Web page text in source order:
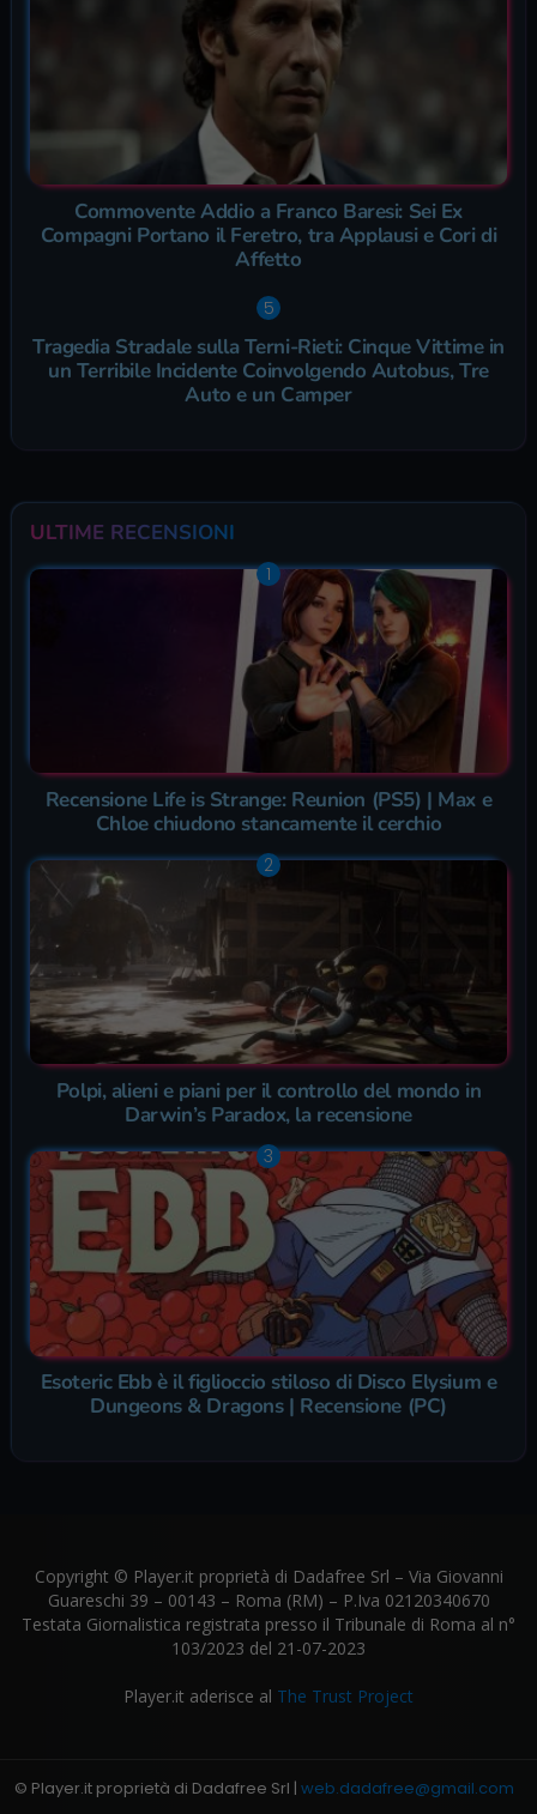
Commovente Addio a Franco Baresi: Sei Ex
Compagni Portano il Feretro, tra Applausi e Cori di
Affetto
Tragedia Stradale sulla Terni-Rieti: Cinque Vittime in
un Terribile Incidente Coinvolgendo Autobus, Tre
Auto e un Camper
ULTIME RECENSIONI
Recensione Life is Strange: Reunion (PS5) | Max e
Chloe chiudono stancamente il cerchio
Polpi, alieni e piani per il controllo del mondo in
Darwin’s Paradox, la recensione
Esoteric Ebb è il figlioccio stiloso di Disco Elysium e
Dungeons & Dragons | Recensione (PC)
Copyright © Player.it proprietà di Dadafree Srl – Via Giovanni
Guareschi 39 – 00143 – Roma (RM) – P.Iva 02120340670
Testata Giornalistica registrata presso il Tribunale di Roma al n°
103/2023 del 21-07-2023
Player.it aderisce al The Trust Project
© Player.it proprietà di Dadafree Srl | web.dadafree@gmail.com